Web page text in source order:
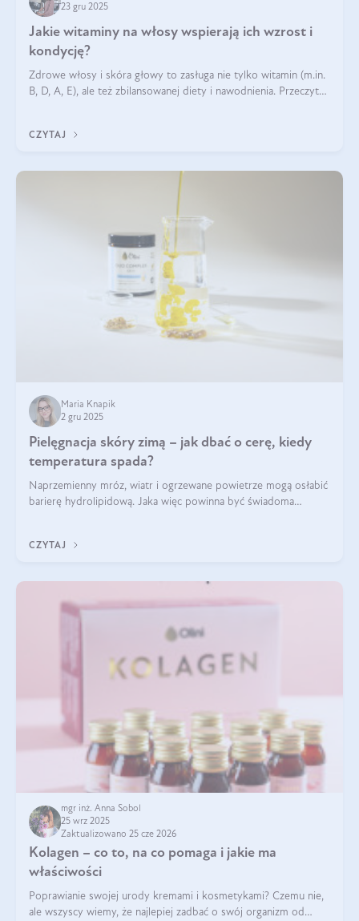
23 gru 2025
Jakie witaminy na włosy wspierają ich wzrost i
kondycję?
Zdrowe włosy i skóra głowy to zasługa nie tylko witamin (m.in.
B, D, A, E), ale też zbilansowanej diety i nawodnienia. Przeczytaj
CZYTAJ
Maria Knapik
2 gru 2025
Pielęgnacja skóry zimą – jak dbać o cerę, kiedy
temperatura spada?
Naprzemienny mróz, wiatr i ogrzewane powietrze mogą osłabić
barierę hydrolipidową. Jaka więc powinna być świadoma
CZYTAJ
mgr inż. Anna Sobol
25 wrz 2025
Zaktualizowano 25 cze 2026
Kolagen – co to, na co pomaga i jakie ma
właściwości
Poprawianie swojej urody kremami i kosmetykami? Czemu nie,
ale wszyscy wiemy, że najlepiej zadbać o swój organizm od